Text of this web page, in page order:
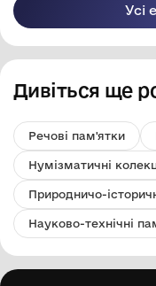
Усі
Дивіться ще
Речові пам'ятки
Нумізматичні
Природничо-
Науково-технічні